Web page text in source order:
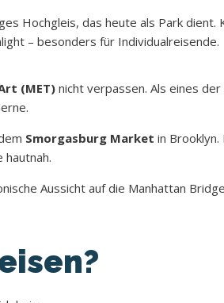
Hochgleis, das heute als Park
– besonders für Individualreisende.
(MET) nicht verpassen. Als eines
Smorgasburg Market in
Aussicht auf die Manhattan